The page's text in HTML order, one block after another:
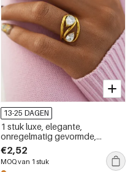
13-25 DAGEN
1 stuk luxe, elegante,
onregelmatig gevormde,
waterdichte, goudkleurige
statement ring van roestvrij
staal
€2,52
MOQ van 1 stuk